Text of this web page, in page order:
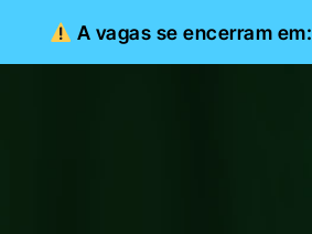
A vagas se encerram em: